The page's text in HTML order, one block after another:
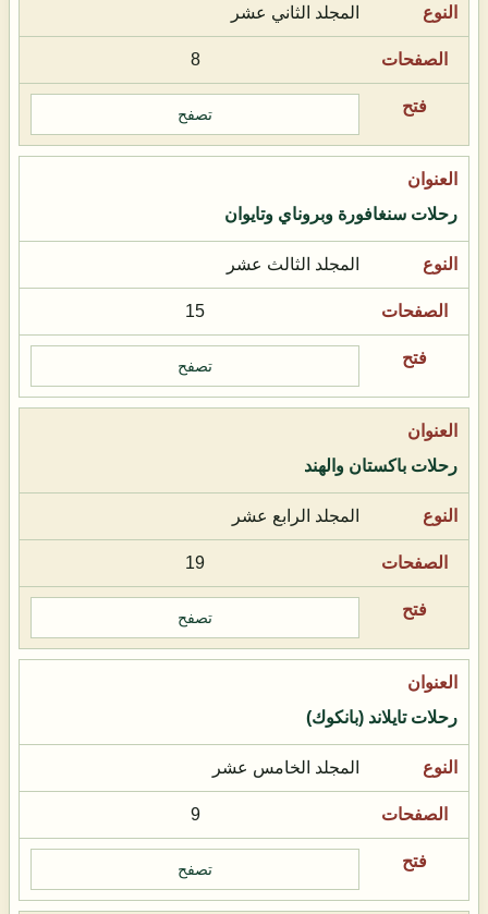
المجلد الثاني عشر
8
تصفح
رحلات سنغافورة وبروناي وتايوان
المجلد الثالث عشر
15
تصفح
رحلات باكستان والهند
المجلد الرابع عشر
19
تصفح
رحلات تايلاند (بانكوك)
المجلد الخامس عشر
9
تصفح